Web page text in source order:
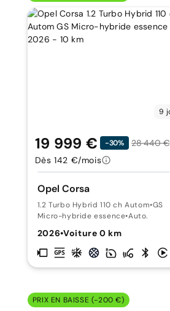
9
Opel Corsa
1.2 Turbo Hybrid 110 ch Autom•GS
Micro-hybride essence•Auto.
2026•Voiture 0 km
19 999 € -30%
28 440 €
Dès 142 €/mois
PRIX EN BAISSE (-200 €)